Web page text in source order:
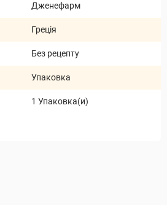
Дженефарм
Греція
Без рецепту
Упаковка
1 Упаковка(и)